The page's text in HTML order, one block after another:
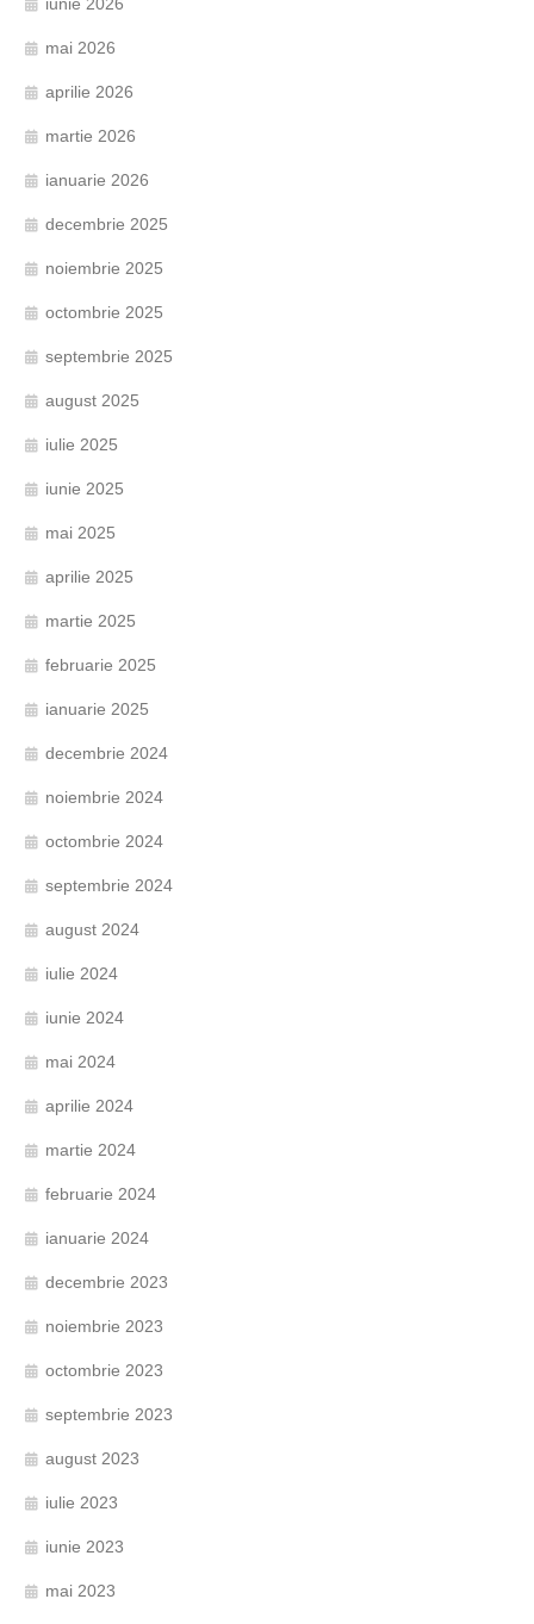
mai 2026
aprilie 2026
martie 2026
ianuarie 2026
decembrie 2025
noiembrie 2025
octombrie 2025
septembrie 2025
august 2025
iulie 2025
iunie 2025
mai 2025
aprilie 2025
martie 2025
februarie 2025
ianuarie 2025
decembrie 2024
noiembrie 2024
octombrie 2024
septembrie 2024
august 2024
iulie 2024
iunie 2024
mai 2024
aprilie 2024
martie 2024
februarie 2024
ianuarie 2024
decembrie 2023
noiembrie 2023
octombrie 2023
septembrie 2023
august 2023
iulie 2023
iunie 2023
mai 2023